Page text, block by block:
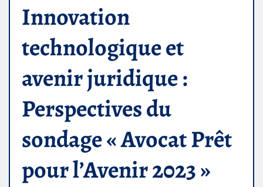
Innovation
technologique et
avenir juridique :
Perspectives du
sondage « Avocat Prêt
pour l’Avenir 2023 »